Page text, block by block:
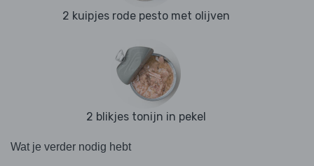
2 kuipjes rode pesto met olijven
2 blikjes tonijn in pekel
Wat je verder nodig hebt